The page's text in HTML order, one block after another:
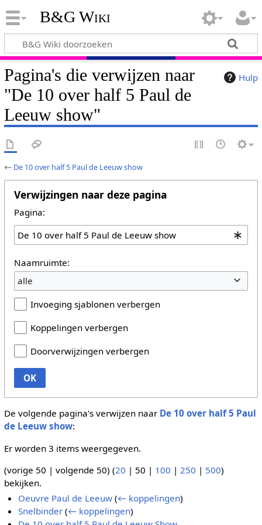
B&G Wiki
Hulp
Pagina's die verwijzen naar
"De 10 over half 5 Paul de
Leeuw show"
← De 10 over half 5 Paul de Leeuw show
Verwijzingen naar deze pagina
Pagina:
Naamruimte:
alle
Invoeging sjablonen verbergen
Koppelingen verbergen
Doorverwijzingen verbergen
OK
De volgende pagina's verwijzen naar De 10 over half 5 Paul
de Leeuw show:
Er worden 3 items weergegeven.
(vorige 50 | volgende 50) (20 | 50 | 100 | 250 | 500)
bekijken.
Oeuvre Paul de Leeuw (← koppelingen)
Snelbinder (← koppelingen)